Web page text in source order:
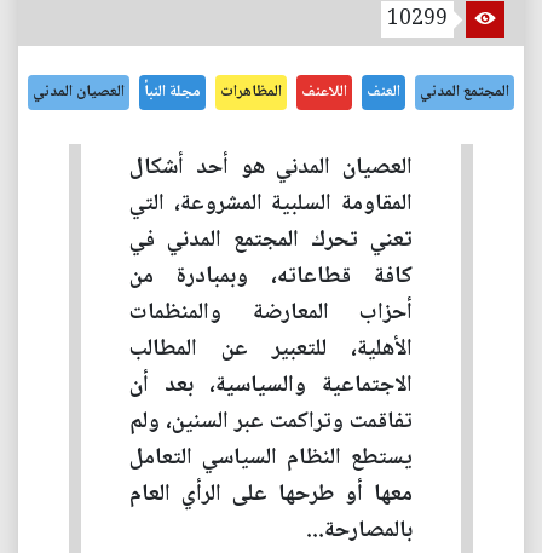
10299
المجتمع المدني العنف اللاعنف المظاهرات مجلة النبأ العصيان المدني
العصيان المدني هو أحد أشكال
المقاومة السلبية المشروعة، التي
تعني تحرك المجتمع المدني في
كافة قطاعاته، وبمبادرة من
أحزاب المعارضة والمنظمات
الأهلية، للتعبير عن المطالب
الاجتماعية والسياسية، بعد أن
تفاقمت وتراكمت عبر السنين، ولم
يستطع النظام السياسي التعامل
معها أو طرحها على الرأي العام
بالمصارحة...